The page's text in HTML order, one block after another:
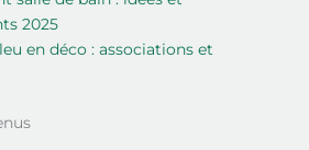
2025
en déco : associations et